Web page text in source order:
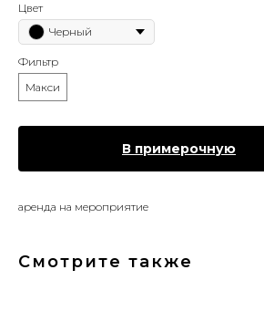
Цвет
Черный
Фильтр
Макси
В примерочную
аренда на мероприятие
Смотрите также